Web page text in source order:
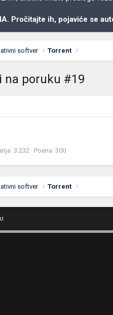
Pročitajte ih, pojaviće se
softver Torrent
na poruku #19
3.232 Poena 300
softver Torrent